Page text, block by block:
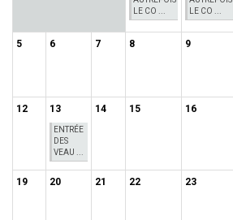
LE CO ...
LE CO ...
5 6 7 8 9
12 13
ENTRÉE
DES
VEAU ...
14 15 16
19 20 21 22 23